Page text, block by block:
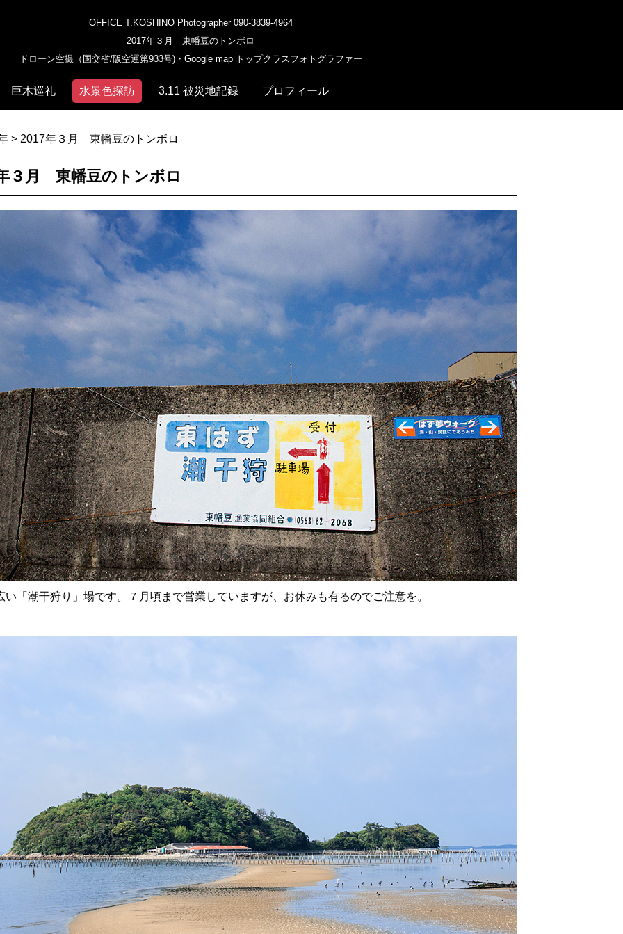
OFFICE T.KOSHINO Photographer 090-3839-4964
2017年３月 東幡豆のトンボロ
ドローン空撮（国交省/阪空運第933号)・Google map トップクラスフォトグラファー
巨木巡礼 水景色探訪 3.11 被災地記録 プロフィール
> 2017年３月 東幡豆のトンボロ
年３月 東幡豆のトンボロ
い「潮干狩り」場です。７月頃まで営業していますが、お休みも有るのでご注意を。